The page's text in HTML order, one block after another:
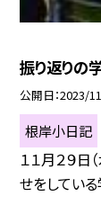
振り返りの
公開日 2023/
根岸小日記
１１月２９
せをしてい